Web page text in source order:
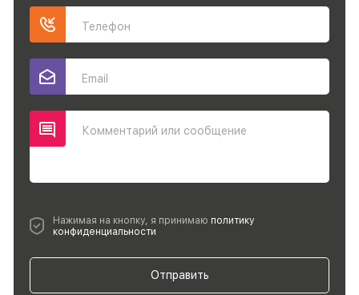
Телефон
Email
Комментарий или сообщение
Нажимая на кнопку, я принимаю политику
конфиденциальности
Отправить